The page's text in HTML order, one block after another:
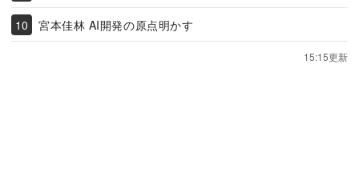
宮本佳林 AI開発の原点明かす
15:15更新